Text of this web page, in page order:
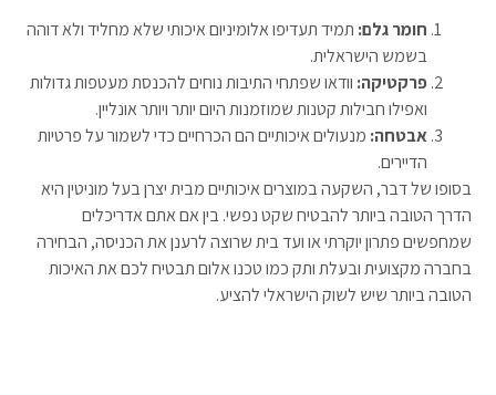
חומר גלם: תמיד תעדיפו אלומיניום איכותי שלא מחליד ולא דוהה
בשמש הישראלית.
פרקטיקה: וודאו שפתחי התיבות נוחים להכנסת מעטפות גדולות
ואפילו חבילות קטנות שמוזמנות היום יותר ויותר אונליין.
אבטחה: מנעולים איכותיים הם הכרחיים כדי לשמור על פרטיות
הדיירים.
בסופו של דבר, השקעה במוצרים איכותיים מבית יצרן בעל מוניטין היא
הדרך הטובה ביותר להבטיח שקט נפשי. בין אם אתם אדריכלים
שמחפשים פתרון יוקרתי או ועד בית שרוצה לרענן את הכניסה, הבחירה
בחברה מקצועית ובעלת ותק כמו טכנו אלום תבטיח לכם את האיכות
הטובה ביותר שיש לשוק הישראלי להציע.